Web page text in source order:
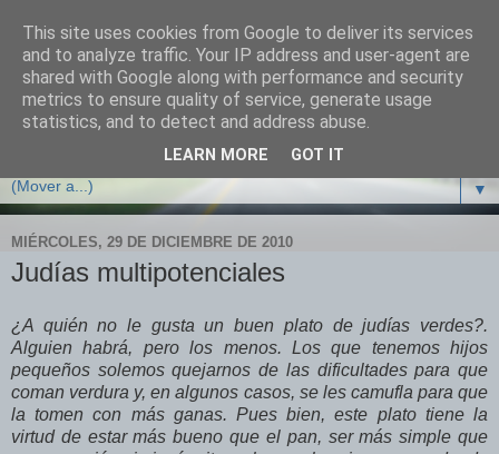
Cocina con crisis
Recetas y trucos de cocina para sobrevivir y no arruinarse
en tiempos de crisis
▼
MIÉRCOLES, 29 DE DICIEMBRE DE 2010
Judías multipotenciales
¿A quién no le gusta un buen plato de judías verdes?.
Alguien habrá, pero los menos. Los que tenemos hijos
pequeños solemos quejarnos de las dificultades para que
coman verdura y, en algunos casos, se les camufla para que
la tomen con más ganas. Pues bien, este plato tiene la
virtud de estar más bueno que el pan, ser más simple que
This site uses cookies from Google to deliver its services
and to analyze traffic. Your IP address and user-agent are
shared with Google along with performance and security
metrics to ensure quality of service, generate usage
statistics, and to detect and address abuse.
LEARN MORE GOT IT